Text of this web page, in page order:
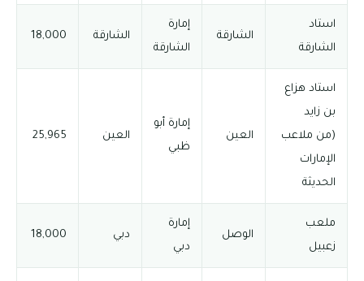
استاد
الشارقة
الشارقة
إمارة
الشارقة
الشارقة 18,000
استاد هزاع
بن زايد
(من ملاعب
الإمارات
الحديثة
العين
إمارة أبو
ظبي
العين 25,965
ملعب
زعبيل
الوصل
إمارة
دبي
دبي 18,000